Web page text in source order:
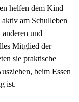
helfen dem Kind
am Schulleben
und
Mitglied der
sie praktische
beim Essen
ist.